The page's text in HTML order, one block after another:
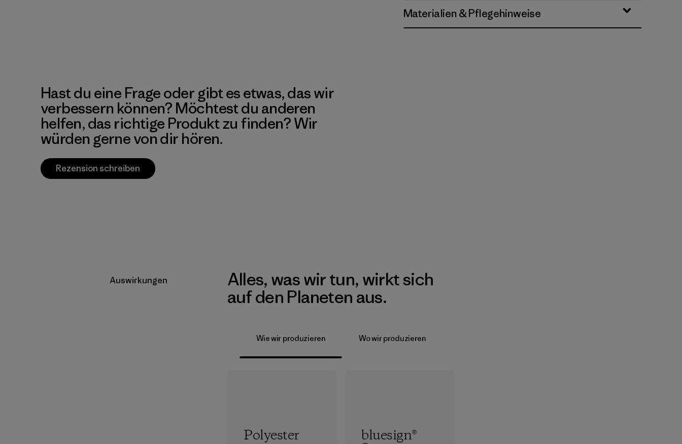
Materialien & Pflegehinweise
Hast du eine Frage oder gibt es etwas, das wir
verbessern können? Möchtest du anderen
helfen, das richtige Produkt zu finden? Wir
würden gerne von dir hören.
Rezension schreiben
Auswirkungen
Alles, was wir tun, wirkt sich
auf den Planeten aus.
Wie wir produzieren Wo wir produzieren
Polyester bluesign®